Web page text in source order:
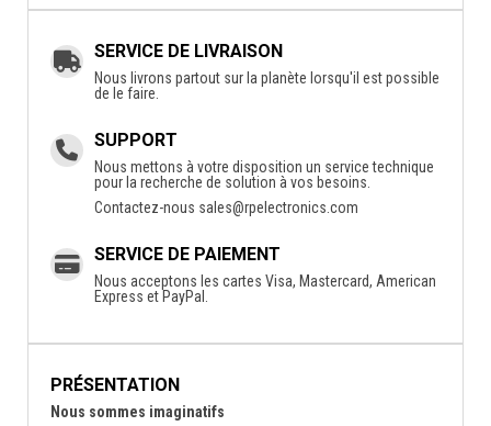
SERVICE DE LIVRAISON
Nous livrons partout sur la planète lorsqu'il est possible
de le faire.
SUPPORT
Nous mettons à votre disposition un service technique
pour la recherche de solution à vos besoins.
Contactez-nous sales@rpelectronics.com
SERVICE DE PAIEMENT
Nous acceptons les cartes Visa, Mastercard, American
Express et PayPal.
PRÉSENTATION
Nous sommes imaginatifs